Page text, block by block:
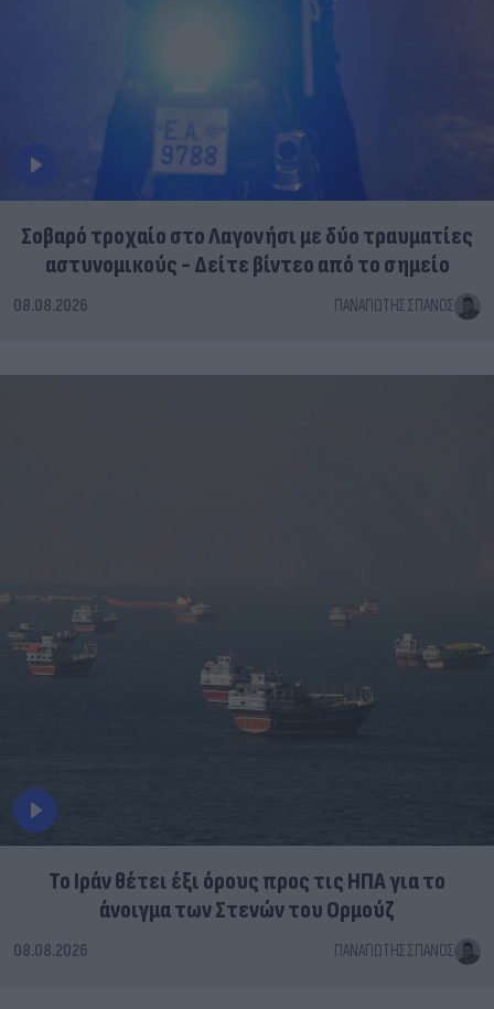
Σοβαρό τροχαίο στο Λαγονήσι με δύο τραυματίες
αστυνομικούς - Δείτε βίντεο από το σημείο
08.08.2026 ΠΑΝΑΓΙΏΤΗΣ ΣΠΑΝΌΣ
Το Ιράν θέτει έξι όρους προς τις ΗΠΑ για το
άνοιγμα των Στενών του Ορμούζ
08.08.2026 ΠΑΝΑΓΙΏΤΗΣ ΣΠΑΝΌΣ